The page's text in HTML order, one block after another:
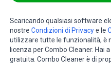
Scaricando qualsiasi software
nostre Condizioni di Privacye le
utilizzare tutte le funzionalità, è
licenza per Combo Cleaner. Hai
gratuita. Combo Cleaner è di